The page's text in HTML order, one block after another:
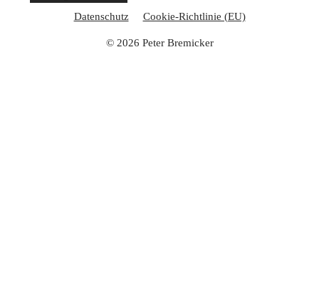
Datenschutz
Cookie-Richtlinie (EU)
© 2026 Peter Bremicker